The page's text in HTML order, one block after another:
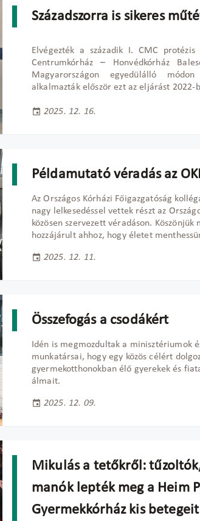
Századszorra is sikeres
Elvégezték a századik I. CMC protézis
Centrumkórház– Honvédkórház
Magyarországon egyedülálló
alkalmazták először ezt az eljárást 2022-
2025. 12. 16.
Példamutató véradás az
Az Országos Kórházi Főigazgatóság
nagy lelkesedéssel vettek részt az
közösen szervezett véradáson. Köszönjük
hozzájárult ahhoz, hogy életet
2025. 12. 11.
Összefogás a csodákért
Idén is megmozdultak a minisztériumok
munkatársai, hogy egy közös célért
gyermekotthonokban élő gyerekek és
álmait.
2025. 12. 09.
Mikulás a tetőkről:
manók lepték meg a Heim
Gyermekkórház kis betegeit